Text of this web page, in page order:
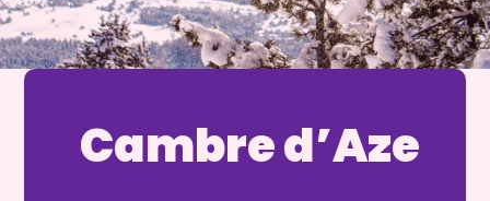
Cambre d’Aze